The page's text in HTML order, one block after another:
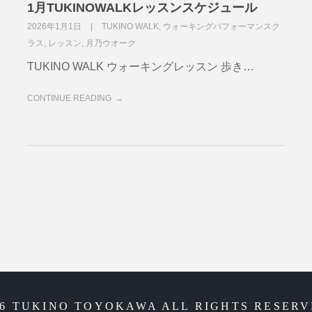
1月TUKINOWALKレッスンスケジュール
2026年1月1日 TUKINO WALK ウォーキングパフォーマンスク
ラス
レッスン 月乃ウオーク
TUKINO WALK ウォーキングレッスン 歩き…
CONTINUE READING
TUKINO TOYOKAWA ALL RIGHTS